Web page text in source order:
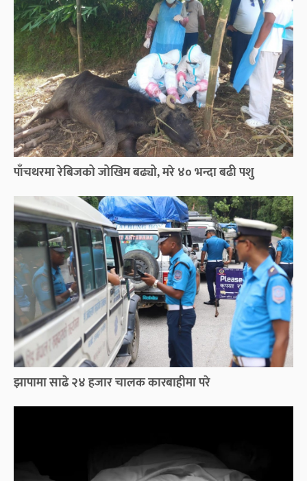
पाँचथरमा रेबिजको जोखिम बढ्यो, मरे ४० भन्दा बढी पशु
झापामा साढे २४ हजार चालक कारबाहीमा परे